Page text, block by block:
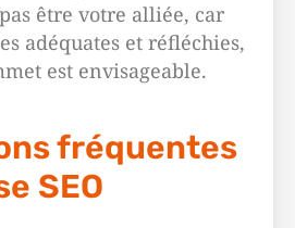
être votre alliée, car
adéquates et réfléchies,
est envisageable.
fréquentes
SEO